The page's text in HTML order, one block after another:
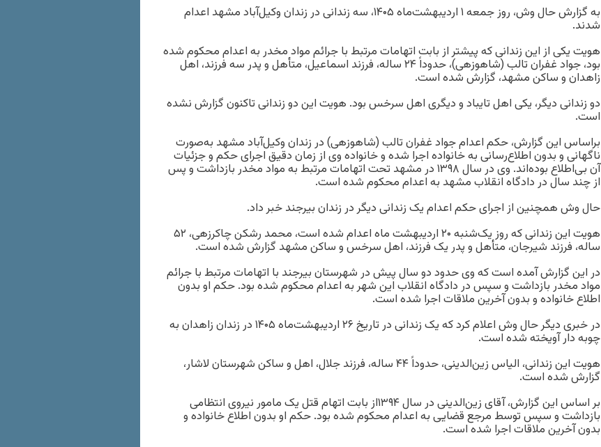
به گزارش حال‌ وش، روز جمعه ۱ اردیبهشت‌ماه ۱۴۰۵، سه زندانی در زندان وکیل‌آباد مشهد اعدام
شدند.
هویت یکی از این زندانی که پیشتر از بابت اتهامات مرتبط با جرائم مواد مخدر به اعدام محکوم شده
بود، جواد غفران ‌تالب (شاهوزهی)، حدوداً ۲۴ ساله، فرزند اسماعیل، متأهل و پدر سه فرزند، اهل
زاهدان و ساکن مشهد، گزارش شده است.
دو زندانی دیگر، یکی اهل تایباد و دیگری اهل سرخس بود. هویت این دو زندانی تاکنون گزارش نشده
است.
براساس این گزارش، حکم اعدام جواد غفران ‌تالب (شاهوزهی) در زندان وکیل‌آباد مشهد به‌صورت
ناگهانی و بدون اطلاع‌رسانی به خانواده اجرا شده و خانواده وی از زمان دقیق اجرای حکم و جزئیات
آن بی‌اطلاع بوده‌اند. وی در سال ۱۳۹۸ در مشهد تحت اتهامات مرتبط به مواد مخدر بازداشت و پس
از چند سال در دادگاه انقلاب مشهد به اعدام محکوم شده است.
حال وش همچنین از اجرای حکم اعدام یک زندانی دیگر در زندان بیرجند خبر داد.
هویت این زندانی که روز یک‌شنبه ۲۰ اردیبهشت ماه اعدام شده است، محمد رشکن چاکرزهی، ۵۲
ساله، فرزند شیرجان، متأهل و پدر یک فرزند، اهل سرخس و ساکن مشهد گزارش شده است.
در این گزارش آمده است که وی حدود دو سال پیش در شهرستان بیرجند با اتهامات مرتبط با جرائم
مواد مخدر بازداشت و سپس در دادگاه انقلاب این شهر به اعدام محکوم شده بود. حکم او بدون
اطلاع خانواده و بدون آخرین ملاقات اجرا شده است.
در خبری دیگر حال وش اعلام کرد که یک زندانی در تاریخ ۲۶ اردیبهشت‌ماه ۱۴۰۵ در زندان زاهدان به
چوبه دار آویخته شده است.
هویت این زندانی، الیاس زین‌الدینی، حدوداً ۴۴ ساله، فرزند جلال، اهل و ساکن شهرستان لاشار،
گزارش شده است.
بر اساس این گزارش، آقای زین‌الدینی در سال ۱۳۹۴از بابت اتهام قتل یک مامور نیروی انتظامی
بازداشت و سپس توسط مرجع قضایی به اعدام محکوم شده بود. حکم او بدون اطلاع خانواده و
بدون آخرین ملاقات اجرا شده است.